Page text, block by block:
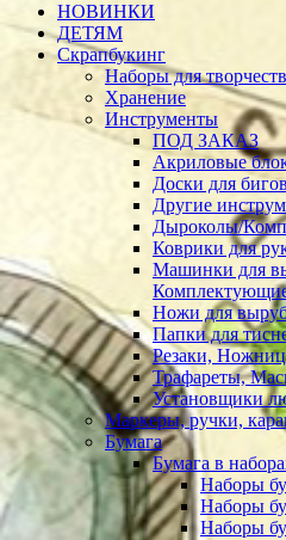
НОВИНКИ
ДЕТЯМ
Скрапбукинг
Наборы для
Хранение
Инструменты
ПОД ЗАКАЗ
Акриловые
Доски для
Другие
Дыроколы/
Коврики для
Машинки для
Ножи для
Папки для
Резаки,
Трафареты,
Установщики
Маркеры, ручки,
Бумага
Бумага в
Наборы
Наборы
Наборы